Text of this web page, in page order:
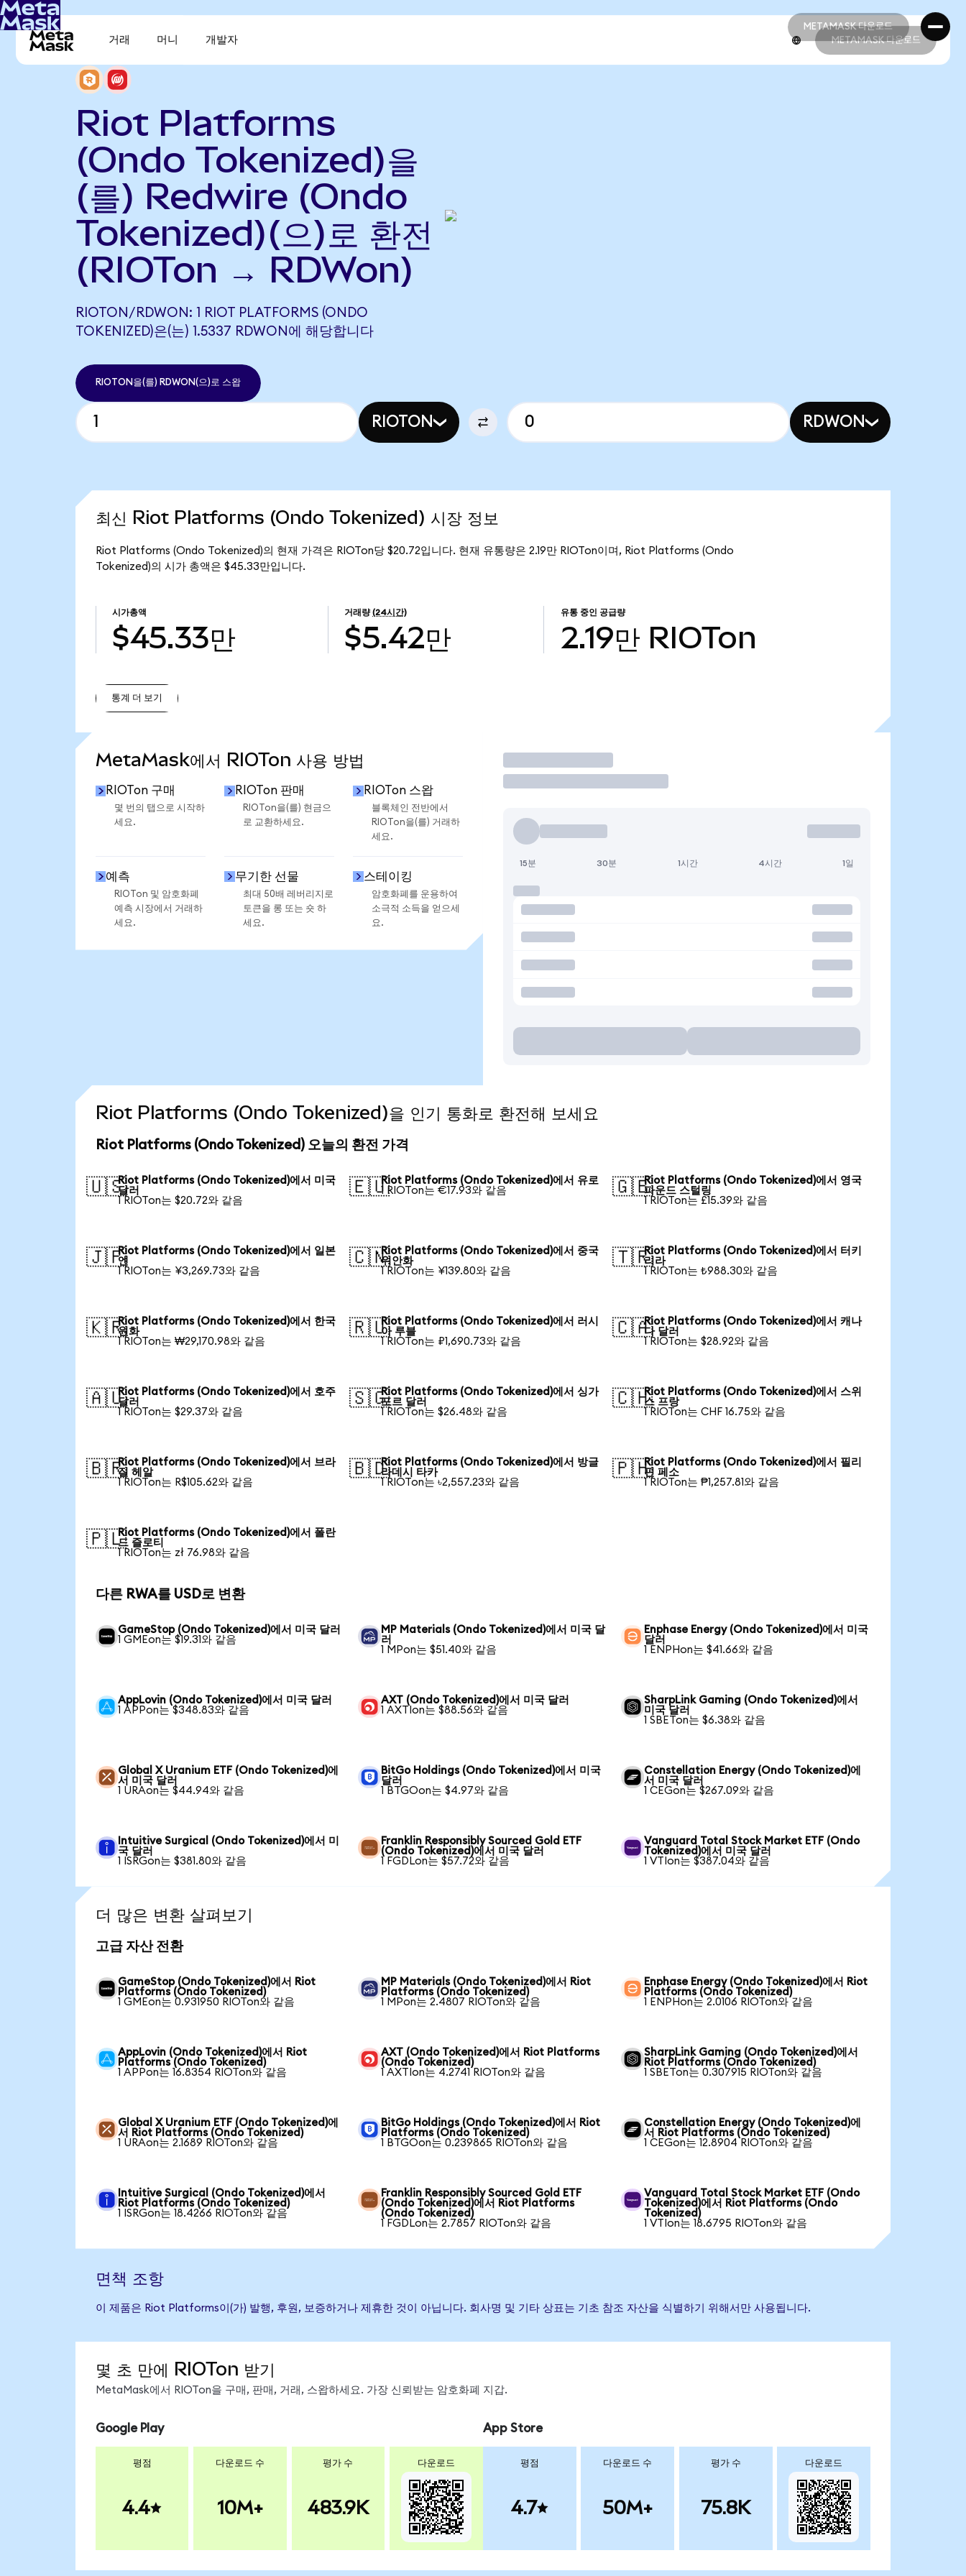
METAMASK 다운로드
METAMASK 다운로드
거래 머니 개발자 METAMASK 다운로드
Riot Platforms
(Ondo Tokenized)을
(를) Redwire (Ondo
Tokenized)(으)로 환전
(RIOTon → RDWon)
RIOTON/RDWON: 1 RIOT PLATFORMS (ONDO
TOKENIZED)은(는) 1.5337 RDWON에 해당합니다
RIOTON을(를) RDWON(으)로 스왑
RIOTON RDWON
최신 Riot Platforms (Ondo Tokenized) 시장 정보
Riot Platforms (Ondo Tokenized)의 현재 가격은 RIOTon당 $20.72입니다. 현재 유통량은 2.19만 RIOTon이며, Riot Platforms (Ondo
Tokenized)의 시가 총액은 $45.33만입니다.
시가총액
$45.33만
거래량 (24시간)
$5.42만
유통 중인 공급량
2.19만 RIOTon
통계 더 보기
MetaMask에서 RIOTon 사용 방법
RIOTon 구매
몇 번의 탭으로 시작하
세요.
RIOTon 판매
RIOTon을(를) 현금으
로 교환하세요.
RIOTon 스왑
블록체인 전반에서
RIOTon을(를) 거래하
세요.
예측
RIOTon 및 암호화폐
예측 시장에서 거래하
세요.
무기한 선물
최대 50배 레버리지로
토큰을 롱 또는 숏 하
세요.
스테이킹
암호화폐를 운용하여
소극적 소득을 얻으세
요.
거래
15분 30분 1시간 4시간 1일
Riot Platforms (Ondo Tokenized)을 인기 통화로 환전해 보세요
Riot Platforms (Ondo Tokenized) 오늘의 환전 가격
🇺🇸Riot Platforms (Ondo Tokenized)에서 미국
달러
1 RIOTon는 $20.72와 같음
🇪🇺Riot Platforms (Ondo Tokenized)에서 유로
1 RIOTon는 €17.93와 같음
🇬🇧Riot Platforms (Ondo Tokenized)에서 영국
파운드 스털링
1 RIOTon는 £15.39와 같음
🇯🇵Riot Platforms (Ondo Tokenized)에서 일본
엔
1 RIOTon는 ¥3,269.73와 같음
🇨🇳Riot Platforms (Ondo Tokenized)에서 중국
위안화
1 RIOTon는 ¥139.80와 같음
🇹🇷Riot Platforms (Ondo Tokenized)에서 터키
리라
1 RIOTon는 ₺988.30와 같음
🇰🇷Riot Platforms (Ondo Tokenized)에서 한국
원화
1 RIOTon는 ₩29,170.98와 같음
🇷🇺Riot Platforms (Ondo Tokenized)에서 러시
아 루블
1 RIOTon는 ₽1,690.73와 같음
🇨🇦Riot Platforms (Ondo Tokenized)에서 캐나
다 달러
1 RIOTon는 $28.92와 같음
🇦🇺Riot Platforms (Ondo Tokenized)에서 호주
달러
1 RIOTon는 $29.37와 같음
🇸🇬Riot Platforms (Ondo Tokenized)에서 싱가
포르 달러
1 RIOTon는 $26.48와 같음
🇨🇭Riot Platforms (Ondo Tokenized)에서 스위
스 프랑
1 RIOTon는 CHF 16.75와 같음
🇧🇷Riot Platforms (Ondo Tokenized)에서 브라
질 헤알
1 RIOTon는 R$105.62와 같음
🇧🇩Riot Platforms (Ondo Tokenized)에서 방글
라데시 타카
1 RIOTon는 ৳2,557.23와 같음
🇵🇭Riot Platforms (Ondo Tokenized)에서 필리
핀 페소
1 RIOTon는 ₱1,257.81와 같음
🇵🇱Riot Platforms (Ondo Tokenized)에서 폴란
드 즐로티
1 RIOTon는 zł 76.98와 같음
다른 RWA를 USD로 변환
GameStop (Ondo Tokenized)에서 미국 달러
1 GMEon는 $19.31와 같음
MP Materials (Ondo Tokenized)에서 미국 달
러
1 MPon는 $51.40와 같음
Enphase Energy (Ondo Tokenized)에서 미국
달러
1 ENPHon는 $41.66와 같음
AppLovin (Ondo Tokenized)에서 미국 달러
1 APPon는 $348.83와 같음
AXT (Ondo Tokenized)에서 미국 달러
1 AXTIon는 $88.56와 같음
SharpLink Gaming (Ondo Tokenized)에서
미국 달러
1 SBETon는 $6.38와 같음
Global X Uranium ETF (Ondo Tokenized)에
서 미국 달러
1 URAon는 $44.94와 같음
BitGo Holdings (Ondo Tokenized)에서 미국
달러
1 BTGOon는 $4.97와 같음
Constellation Energy (Ondo Tokenized)에
서 미국 달러
1 CEGon는 $267.09와 같음
Intuitive Surgical (Ondo Tokenized)에서 미
국 달러
1 ISRGon는 $381.80와 같음
Franklin Responsibly Sourced Gold ETF
(Ondo Tokenized)에서 미국 달러
1 FGDLon는 $57.72와 같음
Vanguard Total Stock Market ETF (Ondo
Tokenized)에서 미국 달러
1 VTIon는 $387.04와 같음
더 많은 변환 살펴보기
고급 자산 전환
GameStop (Ondo Tokenized)에서 Riot
Platforms (Ondo Tokenized)
1 GMEon는 0.931950 RIOTon와 같음
MP Materials (Ondo Tokenized)에서 Riot
Platforms (Ondo Tokenized)
1 MPon는 2.4807 RIOTon와 같음
Enphase Energy (Ondo Tokenized)에서 Riot
Platforms (Ondo Tokenized)
1 ENPHon는 2.0106 RIOTon와 같음
AppLovin (Ondo Tokenized)에서 Riot
Platforms (Ondo Tokenized)
1 APPon는 16.8354 RIOTon와 같음
AXT (Ondo Tokenized)에서 Riot Platforms
(Ondo Tokenized)
1 AXTIon는 4.2741 RIOTon와 같음
SharpLink Gaming (Ondo Tokenized)에서
Riot Platforms (Ondo Tokenized)
1 SBETon는 0.307915 RIOTon와 같음
Global X Uranium ETF (Ondo Tokenized)에
서 Riot Platforms (Ondo Tokenized)
1 URAon는 2.1689 RIOTon와 같음
BitGo Holdings (Ondo Tokenized)에서 Riot
Platforms (Ondo Tokenized)
1 BTGOon는 0.239865 RIOTon와 같음
Constellation Energy (Ondo Tokenized)에
서 Riot Platforms (Ondo Tokenized)
1 CEGon는 12.8904 RIOTon와 같음
Intuitive Surgical (Ondo Tokenized)에서
Riot Platforms (Ondo Tokenized)
1 ISRGon는 18.4266 RIOTon와 같음
Franklin Responsibly Sourced Gold ETF
(Ondo Tokenized)에서 Riot Platforms
(Ondo Tokenized)
1 FGDLon는 2.7857 RIOTon와 같음
Vanguard Total Stock Market ETF (Ondo
Tokenized)에서 Riot Platforms (Ondo
Tokenized)
1 VTIon는 18.6795 RIOTon와 같음
면책 조항
이 제품은 Riot Platforms이(가) 발행, 후원, 보증하거나 제휴한 것이 아닙니다. 회사명 및 기타 상표는 기초 참조 자산을 식별하기 위해서만 사용됩니다.
몇 초 만에 RIOTon 받기
MetaMask에서 RIOTon을 구매, 판매, 거래, 스왑하세요. 가장 신뢰받는 암호화폐 지갑.
Google Play
평점
4.4
다운로드 수
10M+
평가 수
483.9K
다운로드
App Store
평점
4.7
다운로드 수
50M+
평가 수
75.8K
다운로드